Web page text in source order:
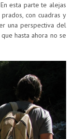
esta parte te alejas
con cuadras y
una perspectiva del
hasta ahora no se